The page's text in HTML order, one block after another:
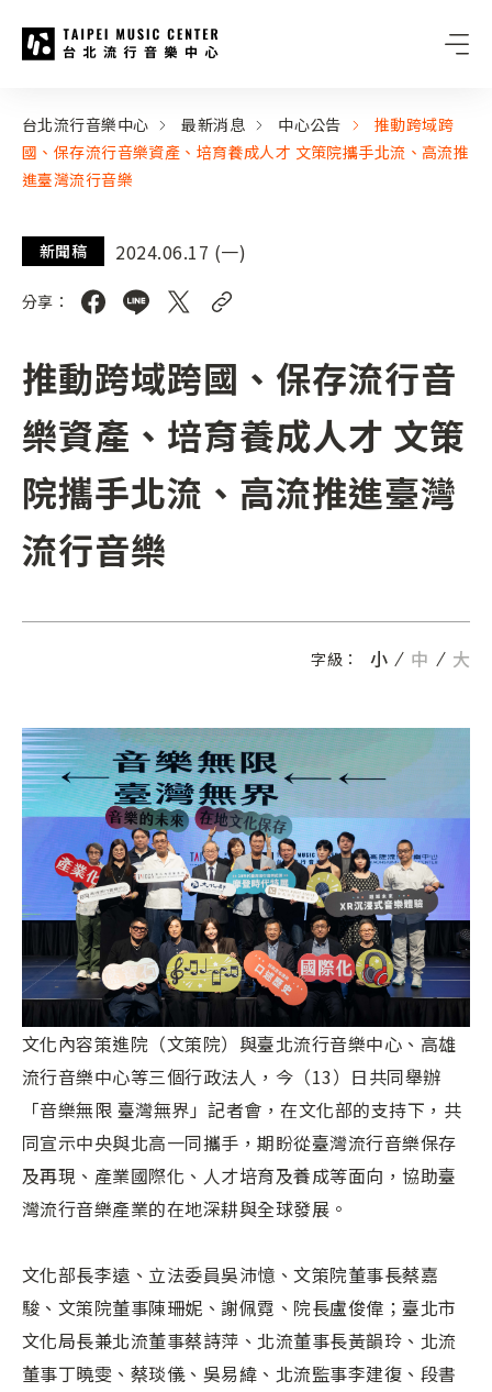
:::
台北流行音樂中心 最新消息 中心公告
推動跨域跨
國、保存流行音樂資產、培育養成人才 文策院攜手北流、高流推
進臺灣流行音樂
新聞稿 2024.06.17 (一)
分享：
推動跨域跨國、保存流行音
樂資產、培育養成人才 文策
院攜手北流、高流推進臺灣
流行音樂
字級： 小 中 大
文化內容策進院（文策院）與臺北流行音樂中心、高雄
流行音樂中心等三個行政法人，今（13）日共同舉辦
「音樂無限 臺灣無界」記者會，在文化部的支持下，共
同宣示中央與北高一同攜手，期盼從臺灣流行音樂保存
及再現、產業國際化、人才培育及養成等面向，協助臺
灣流行音樂產業的在地深耕與全球發展。
文化部長李遠、立法委員吳沛憶、文策院董事長蔡嘉
駿、文策院董事陳珊妮、謝佩霓、院長盧俊偉；臺北市
文化局長兼北流董事蔡詩萍、北流董事長黃韻玲、北流
董事丁曉雯、蔡琰儀、吳易緯、北流監事李建復、段書